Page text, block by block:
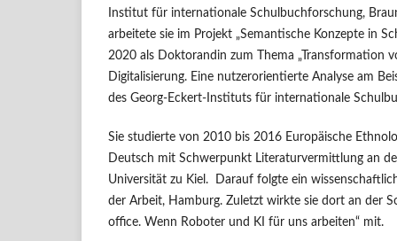
Institut für internationale Schulbuchforschung,
arbeitete sie im Projekt „Semantische Konzepte in
2020 als Doktorandin zum Thema „Transformation
Digitalisierung. Eine nutzerorientierte Analyse am
des Georg-Eckert-Instituts für internationale
Sie studierte von 2010 bis 2016 Europäische
Deutsch mit Schwerpunkt Literaturvermittlung an
Universität zu Kiel. Darauf folgte ein
der Arbeit, Hamburg. Zuletzt wirkte sie dort an der
office. Wenn Roboter und KI für uns arbeiten“ mit.